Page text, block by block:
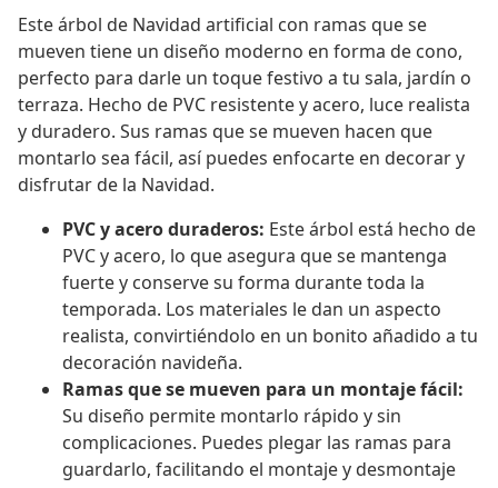
Este árbol de Navidad artificial con ramas que se
mueven tiene un diseño moderno en forma de cono,
perfecto para darle un toque festivo a tu sala, jardín o
terraza. Hecho de PVC resistente y acero, luce realista
y duradero. Sus ramas que se mueven hacen que
montarlo sea fácil, así puedes enfocarte en decorar y
disfrutar de la Navidad.
PVC y acero duraderos: Este árbol está hecho de
PVC y acero, lo que asegura que se mantenga
fuerte y conserve su forma durante toda la
temporada. Los materiales le dan un aspecto
realista, convirtiéndolo en un bonito añadido a tu
decoración navideña.
Ramas que se mueven para un montaje fácil:
Su diseño permite montarlo rápido y sin
complicaciones. Puedes plegar las ramas para
guardarlo, facilitando el montaje y desmontaje